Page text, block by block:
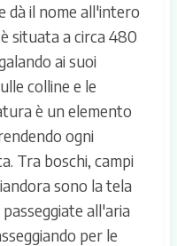
dà il nome all'intero
situata a circa 480
ai suoi
colline e le
è un elemento
ogni
Tra boschi, campi
sono la tela
all'aria
per le